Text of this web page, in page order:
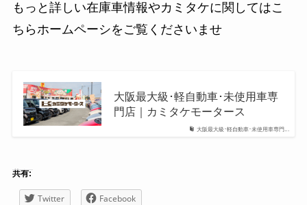
もっと詳しい在庫車情報やカミタケに関してはこ
ちらホームペーシをご覧くださいませ
大阪最大級･軽自動車･未使用車専門...
大阪最大級･軽自動車･未使用車専
門店｜カミタケモータース
共有:
Twitter Facebook